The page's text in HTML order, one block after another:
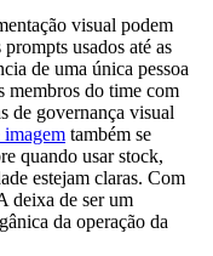
visual podem
usados até as
de uma única pessoa
membros do time com
de governança visual
imagem também se
quando usar stock,
estejam claras. Com
deixa de ser um
da operação da